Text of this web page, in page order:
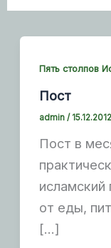
Пять столпов
Пост
admin/ 15.12.2012
Пост в
от еды,
[…]